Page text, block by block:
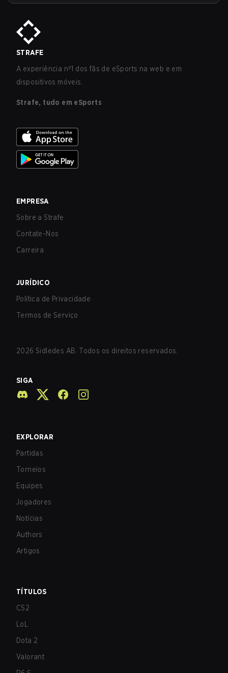
STRAFE
A experiência nº1 dos fãs de eSports na web e em
dispositivos móveis.
Strafe, tudo em eSports
EMPRESA
Sobre a Strafe
Contate-Nos
Carreira
JURÍDICO
Política de Privacidade
Termos de Serviço
2026 Sidledes AB. Todos os direitos reservados.
SIGA
EXPLORAR
Partidas
Torneios
Equipes
Jogadores
Notícias
Authors
Artigos
TÍTULOS
CS2
LoL
Dota 2
Valorant